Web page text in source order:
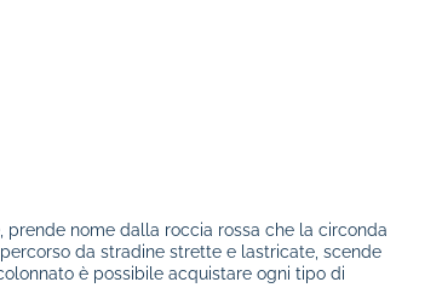
prende nome dalla roccia rossa che la circonda
da stradine strette e lastricate, scende
è possibile acquistare ogni tipo di